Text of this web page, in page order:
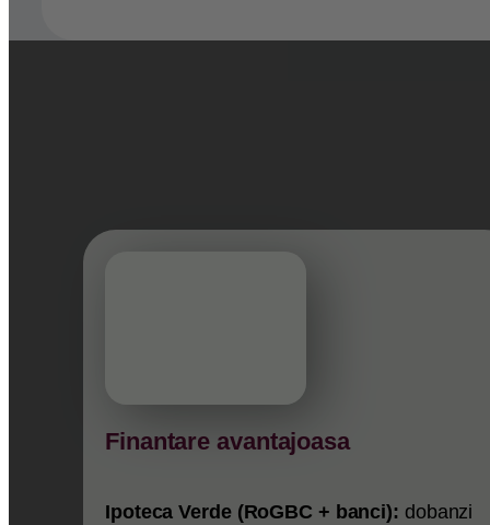
Finantare avantajoasa
Ipoteca Verde (RoGBC + banci): dobanzi